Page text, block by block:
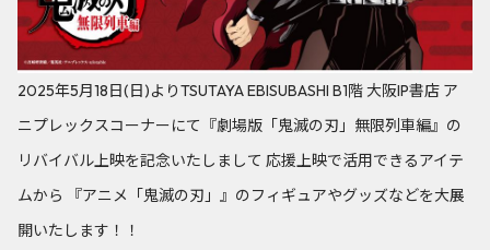
2025年5月18日(日)よりTSUTAYA EBISUBASHI B1階 大阪IP書店 ア
ニプレックスコーナーにて『劇場版「鬼滅の刃」無限列車編』の
リバイバル上映を記念いたしまして 応援上映で活用できるアイテ
ムから 『アニメ「鬼滅の刃」』のフィギュアやグッズなどを大展
開いたします！！